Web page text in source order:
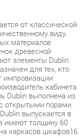
виду.
древесной
элементы Dublin
для тех, кто
кабинета
выполнена из
порами.
выпускается в
толщину 60
шкафов16
из прозрачного
благодаря
поверхности.